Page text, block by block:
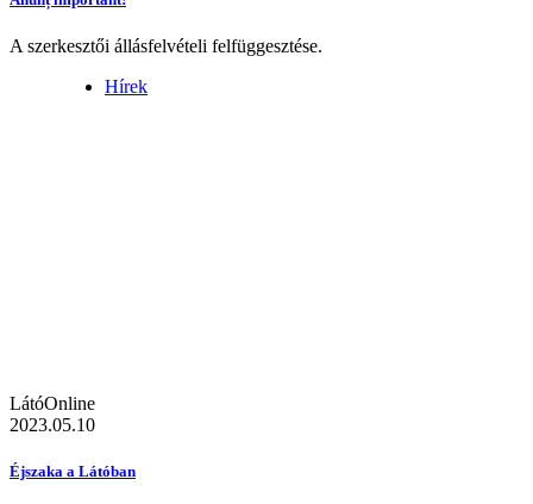
A szerkesztői állásfelvételi felfüggesztése.
Hírek
LátóOnline
2023.05.10
Éjszaka a Látóban